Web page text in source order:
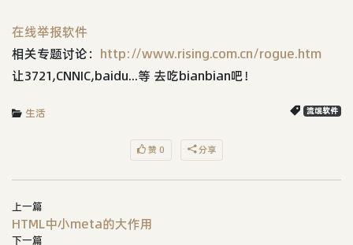
在线举报软件
相关专题讨论： http://www.rising.com.cn/rogue.htm
让3721,CNNIC,baidu...等 去吃bianbian吧！
生活 流氓软件
赞 0 分享
上一篇
HTML中小meta的大作用
下一篇